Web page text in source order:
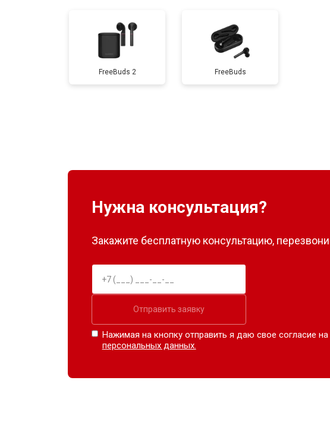
FreeBuds 2 FreeBuds
Нужна консультация?
Закажите бесплатную консультацию,
Отправить заявку
Нажимая на кнопку отправить я даю свое согласие
персональных данных.